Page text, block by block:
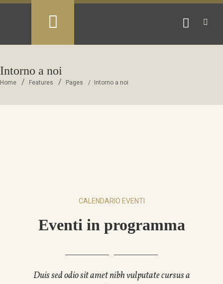
Intorno a noi
Home Features Pages Intorno a noi
CALENDARIO EVENTI
Eventi in programma
Duis sed odio sit amet nibh vulputate cursus a